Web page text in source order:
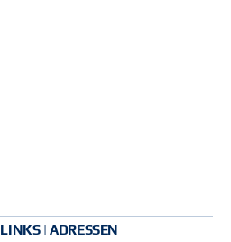
| ADRESSEN